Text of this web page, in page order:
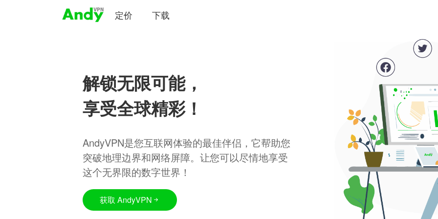
定价 下载
解锁无限可能，
享受全球精彩！
AndyVPN是您互联网体验的最佳伴侣，它帮助您
突破地理边界和网络屏障。让您可以尽情地享受
这个无界限的数字世界！
获取 AndyVPN